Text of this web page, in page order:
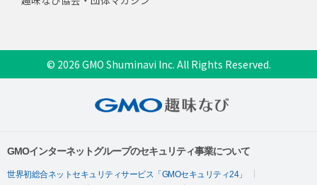
© 2026 GMO Shuminavi Inc. All Rights Reserved.